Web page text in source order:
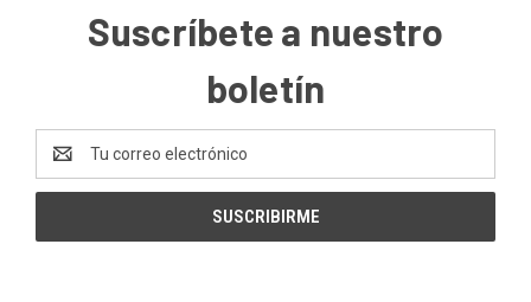
Suscríbete a nuestro
boletín
de
correo